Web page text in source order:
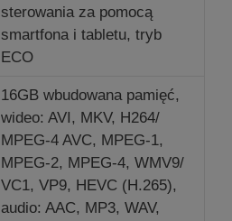
sterowania za pomocą
smartfona i tabletu, tryb
ECO
16GB wbudowana pamięć,
wideo: AVI, MKV, H264/
MPEG-4 AVC, MPEG-1,
MPEG-2, MPEG-4, WMV9/
VC1, VP9, HEVC (H.265),
audio: AAC, MP3, WAV,